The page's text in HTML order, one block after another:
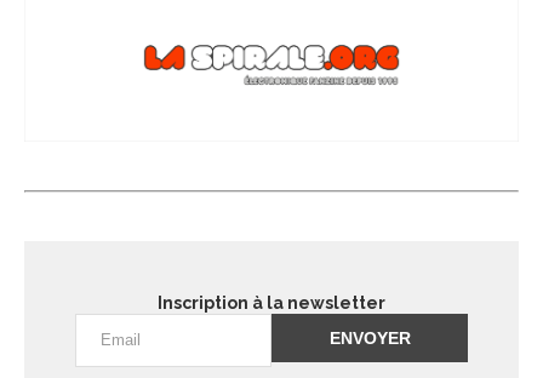
Inscription à la newsletter